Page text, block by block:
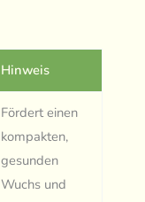
Hinweis
Fördert einen
kompakten,
gesunden
Wuchs und